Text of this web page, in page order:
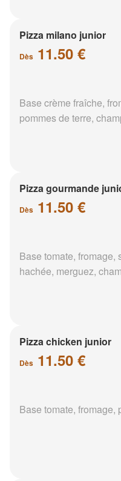
Pizza milano junior
Dès 11.50 €
Base crème fraîche,
pommes de terre,
Pizza gourmande
Dès 11.50 €
Base tomate, fromage,
hachée, merguez,
Pizza chicken junior
Dès 11.50 €
Base tomate,